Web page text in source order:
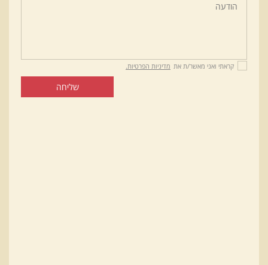
קראתי ואני מאשר/ת את מדיניות הפרטיות.
שליחה